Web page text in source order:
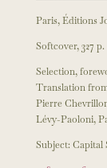
Paris, Éditions
Softcover, 327 p.
Selection,
Translation
Pierre
Lévy-Paoloni,
Subject: Capital